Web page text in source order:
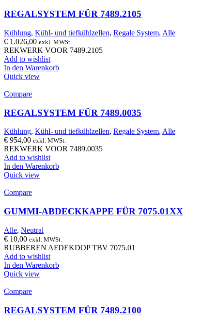
REGALSYSTEM FÜR 7489.2105
Kühlung, Kühl- und tiefkühlzellen, Regale System, Alle
€ 1.026,00 exkl. MWSt.
REKWERK VOOR 7489.2105
Add to wishlist
In den Warenkorb
Quick view
Compare
REGALSYSTEM FÜR 7489.0035
Kühlung, Kühl- und tiefkühlzellen, Regale System, Alle
€ 954,00 exkl. MWSt.
REKWERK VOOR 7489.0035
Add to wishlist
In den Warenkorb
Quick view
Compare
GUMMI-ABDECKKAPPE FÜR 7075.01XX
Alle, Neutral
€ 10,00 exkl. MWSt.
RUBBEREN AFDEKDOP TBV 7075.01
Add to wishlist
In den Warenkorb
Quick view
Compare
REGALSYSTEM FÜR 7489.2100